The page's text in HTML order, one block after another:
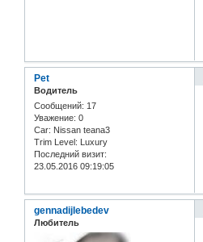
Pet
Водитель
Сообщений: 17
Уважение: 0
Car: Nissan teana3
Trim Level: Luxury
Последний визит:
23.05.2016 09:19:05
gennadijlebedev
Любитель